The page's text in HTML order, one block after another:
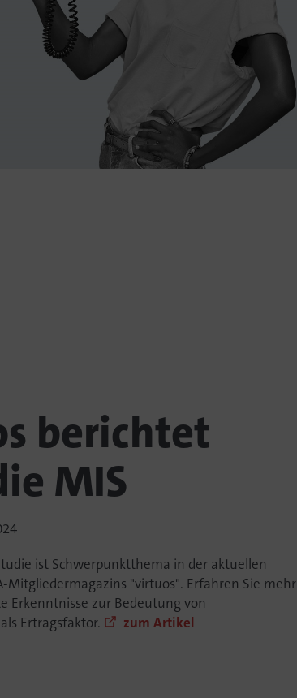
berichtet
MIS
ist Schwerpunktthema in der aktuellen
Mitgliedermagazins "virtuos". Erfahren Sie mehr
Erkenntnisse zur Bedeutung von
Ertragsfaktor.
zum Artikel